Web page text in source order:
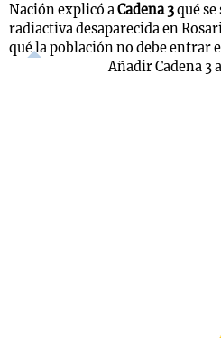
Nación explicó aCadena 3qué se
radiactiva desaparecida en
qué la población no debe entrar
Añadir Cadena 3 a